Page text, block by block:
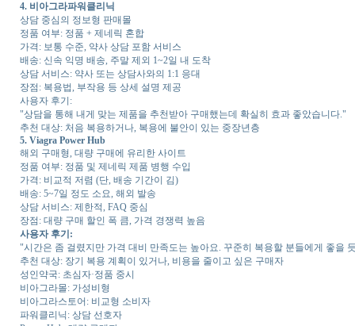
4. 비아그라파워클리닉
상담 중심의 정보형 판매몰
정품 여부: 정품 + 제네릭 혼합
가격: 보통 수준, 약사 상담 포함 서비스
배송: 신속 익명 배송, 주말 제외 1~2일 내 도착
상담 서비스: 약사 또는 상담사와의 1:1 응대
장점: 복용법, 부작용 등 상세 설명 제공
사용자 후기:
"상담을 통해 내게 맞는 제품을 추천받아 구매했는데 확실히 효과 좋았습니다."
추천 대상: 처음 복용하거나, 복용에 불안이 있는 중장년층
5. Viagra Power Hub
해외 구매형, 대량 구매에 유리한 사이트
정품 여부: 정품 및 제네릭 제품 병행 수입
가격: 비교적 저렴 (단, 배송 기간이 김)
배송: 5~7일 정도 소요, 해외 발송
상담 서비스: 제한적, FAQ 중심
장점: 대량 구매 할인 폭 큼, 가격 경쟁력 높음
사용자 후기:
"시간은 좀 걸렸지만 가격 대비 만족도는 높아요. 꾸준히 복용할 분들에게 좋을
추천 대상: 장기 복용 계획이 있거나, 비용을 줄이고 싶은 구매자
성인약국: 초심자·정품 중시
비아그라몰: 가성비형
비아그라스토어: 비교형 소비자
파워클리닉: 상담 선호자